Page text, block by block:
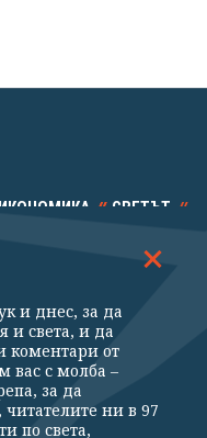
ИКОНОМИКА СВЕТЪТ
КАЛЕЙДОСКОП
поверителност
и днес, за да
и света, и да
коментари от
вас с молба –
за да
ни в 97
по света,